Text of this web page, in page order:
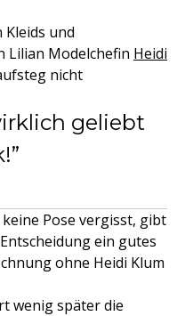
und
Lilian Modelchefin Heidi
nicht
geliebt
Pose vergisst, gibt
ein gutes
ohne Heidi Klum
wenig später die